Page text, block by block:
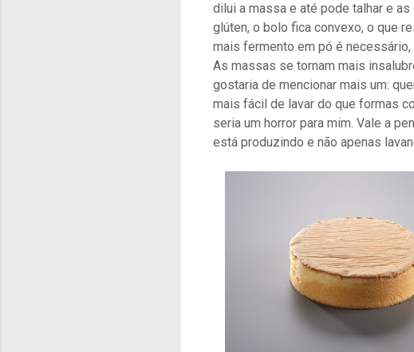
dilui a massa e até pode talhar e
glúten, o bolo fica convexo, o que
mais fermento em pó é
As massas se tornam mais
gostaria de mencionar mais um:
mais fácil de lavar do que formas
seria um horror para mim. Vale a
está produzindo e não apenas